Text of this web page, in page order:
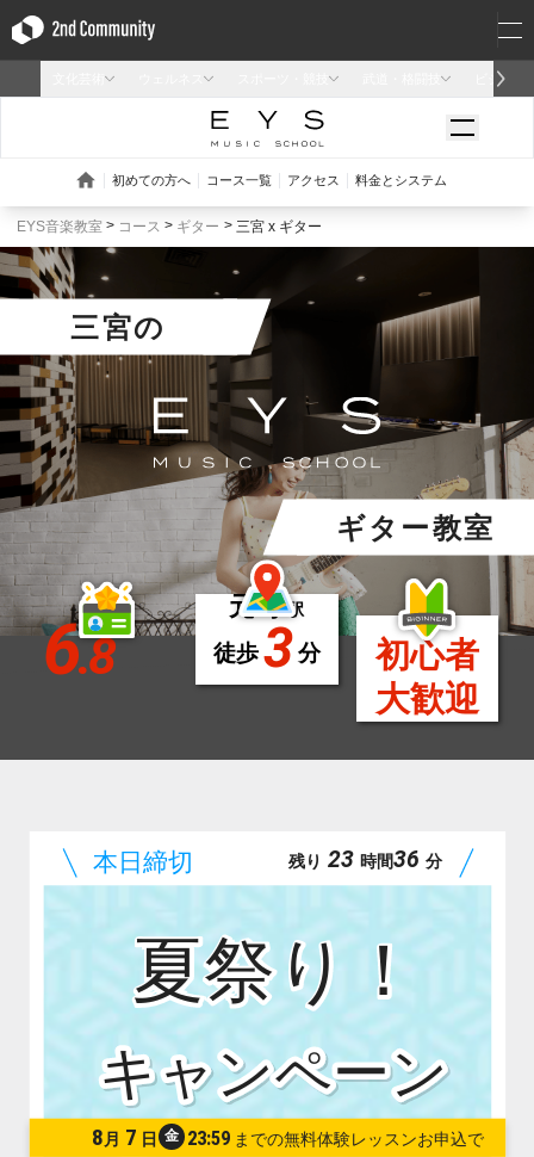
EYS音楽教室 コース ギター 三宮 x ギター
三宮の
ギター教室
6.8
元町駅
徒歩3分
初心者
大歓迎
夏祭り！
8 月 7 日 金23:59
残り 23 時間36 分